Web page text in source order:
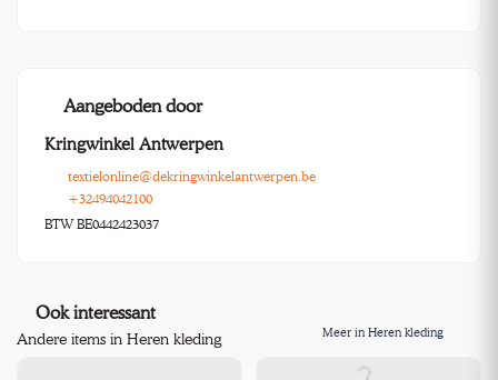
Aangeboden door
Kringwinkel Antwerpen
textielonline@dekringwinkelantwerpen.be
+32494042100
BTW BE0442423037
Ook interessant
Andere items in Heren kleding Meer in Heren kleding